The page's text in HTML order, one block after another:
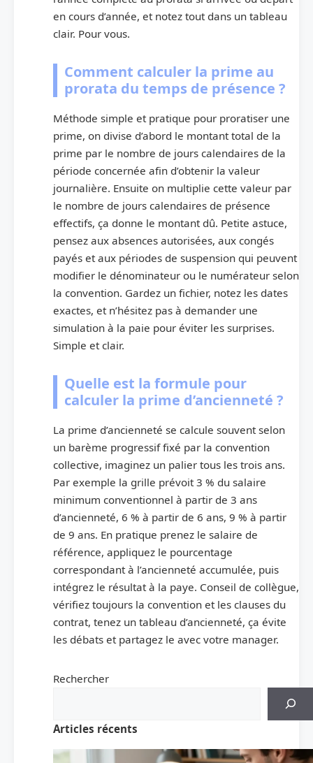
en cours d’année, et notez tout dans un tableau
clair. Pour vous.
Comment calculer la prime au
prorata du temps de présence ?
Méthode simple et pratique pour proratiser une
prime, on divise d’abord le montant total de la
prime par le nombre de jours calendaires de la
période concernée afin d’obtenir la valeur
journalière. Ensuite on multiplie cette valeur par
le nombre de jours calendaires de présence
effectifs, ça donne le montant dû. Petite astuce,
pensez aux absences autorisées, aux congés
payés et aux périodes de suspension qui peuvent
modifier le dénominateur ou le numérateur selon
la convention. Gardez un fichier, notez les dates
exactes, et n’hésitez pas à demander une
simulation à la paie pour éviter les surprises.
Simple et clair.
Quelle est la formule pour
calculer la prime d’ancienneté ?
La prime d’ancienneté se calcule souvent selon
un barème progressif fixé par la convention
collective, imaginez un palier tous les trois ans.
Par exemple la grille prévoit 3 % du salaire
minimum conventionnel à partir de 3 ans
d’ancienneté, 6 % à partir de 6 ans, 9 % à partir
de 9 ans. En pratique prenez le salaire de
référence, appliquez le pourcentage
correspondant à l’ancienneté accumulée, puis
intégrez le résultat à la paye. Conseil de collègue,
vérifiez toujours la convention et les clauses du
contrat, tenez un tableau d’ancienneté, ça évite
les débats et partagez le avec votre manager.
Rechercher
Articles récents